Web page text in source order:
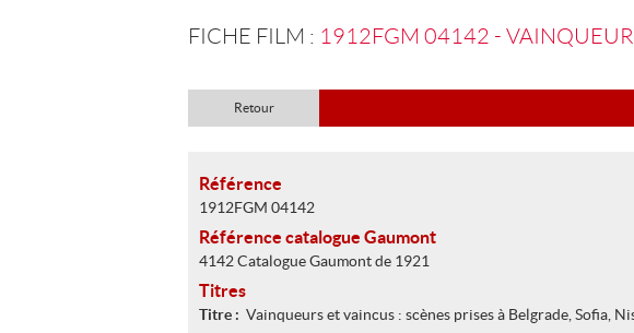
FICHE FILM : 1912FGM 04142 - VAINQUEURS
Retour
Référence
1912FGM 04142
Référence catalogue Gaumont
4142 Catalogue Gaumont de 1921
Titres
Titre : Vainqueurs et vaincus : scènes prises à Belgrade, Sofia,